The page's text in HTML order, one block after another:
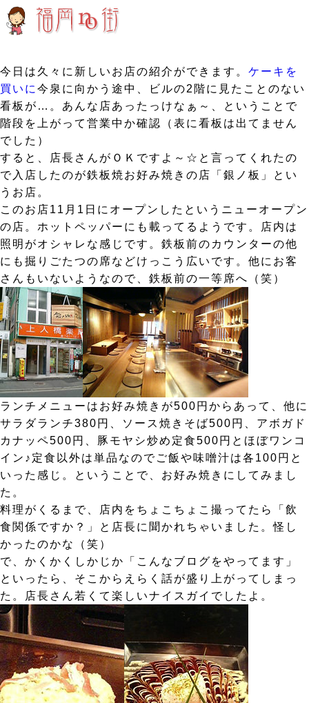
今日は久々に新しいお店の紹介ができます。 ケーキを
買いに 今泉に向かう途中、ビルの2階に見たことのない
看板が…。あんな店あったっけなぁ～、ということで
階段を上がって営業中か確認（表に看板は出てません
でした）
すると、店長さんがＯＫですよ～☆と言ってくれたの
で入店したのが鉄板焼お好み焼きの店「銀ノ板」とい
うお店。
このお店11月1日にオープンしたというニューオープン
の店。ホットペッパーにも載ってるようです。店内は
照明がオシャレな感じです。鉄板前のカウンターの他
にも掘りごたつの席などけっこう広いです。他にお客
さんもいないようなので、鉄板前の一等席へ（笑）
ランチメニューはお好み焼きが500円からあって、他に
サラダランチ380円、ソース焼きそば500円、アボガド
カナッペ500円、豚モヤシ炒め定食500円とほぼワンコ
イン♪定食以外は単品なのでご飯や味噌汁は各100円と
いった感じ。ということで、お好み焼きにしてみまし
た。
料理がくるまで、店内をちょこちょこ撮ってたら「飲
食関係ですか？」と店長に聞かれちゃいました。怪し
かったのかな（笑）
で、かくかくしかじか「こんなブログをやってます」
といったら、そこからえらく話が盛り上がってしまっ
た。店長さん若くて楽しいナイスガイでしたよ。